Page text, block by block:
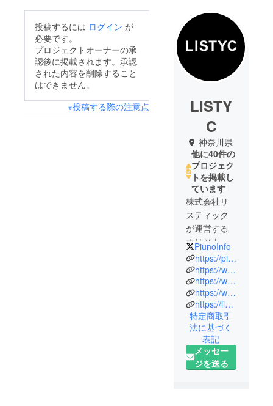
投稿するには ログイン が
必要です。
プロジェクトオーナーの承
認後に掲載されます。承認
された内容を削除すること
はできません。
※投稿する際の注意点
LISTY
C
神奈川県
他に40件の
プロジェク
トを掲載し
ています
株式会社リ
スティック
が運営する
オリジナル
ブランド
「piuno」
は、イタリ
アでのアパ
レル勤務の
経験を活か
し、2021年
に、立ち上
げたブラン
PiunoInfo
https://piuuno.com
https://www.instagram.com/piunodesign/
https://www.facebook.com/piunodesign
https://www.youtube.com/@piuno2022
https://lin.ee/1H0DTzi
特定商取引
法に基づく
表記
メッセー
ジを送る